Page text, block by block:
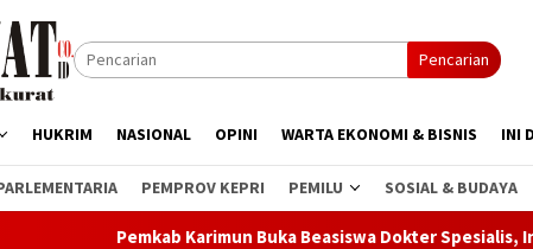
Pencarian
HUKRIM NASIONAL OPINI WARTA EKONOMI & BISNIS INI
PEMPROV KEPRI PEMILU SOSIAL & BUDAYA
Karimun Buka Beasiswa Dokter Spesialis, Investasi